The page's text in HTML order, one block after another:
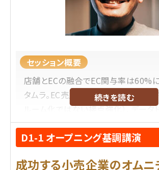
セッション概要
店舗とECの融合でEC関与率は60%
タムラ。EC売上を最大化する店舗の役
ルーム化ではない接点強化）、データ
獲得とリユース事業の連携、単なるポ
はない顧客接点を生むロイヤルティプ
上施策など、マーケティング観点でキ
続きを読む
D1-1 オープニング基調講演
成功する小売企業のオムニ